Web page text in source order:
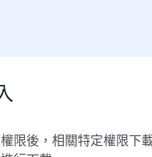
限後，相關特定權限下